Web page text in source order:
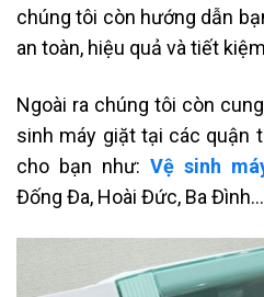
chúng tôi còn hướng dẫn
an toàn, hiệu quả và tiết
Ngoài ra chúng tôi còn
sinh máy giặt tại các quận
cho bạn như: Vệ sinh
Đống Đa, Hoài Đức, Ba